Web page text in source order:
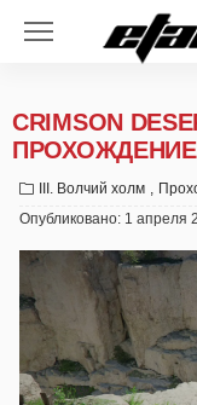
CRIMSON
ПРОХОЖДЕНИЕ
III. Волчий холм
Опубликовано: 1 апреля